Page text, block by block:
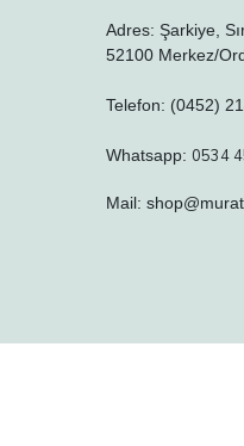
Adres: Şarkiye,
52100 Merkez/
Telefon: (0452)
Whatsapp: 0534
Mail: